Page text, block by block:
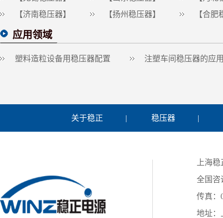
【济南稳压器】
【扬州稳压器】 【合肥
应用领域
塑料造粒设备用稳压器配置 注塑车间稳压器的应
关于稳正 | 稳压器 |
上海
全国咨
传真：
地址：